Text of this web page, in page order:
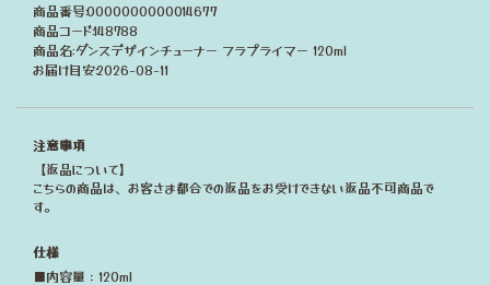
商品番号:0000000000014677
商品コード:148788
商品名:ダンスデザインチューナー フラプライマー 120ml
お届け目安:2026-08-11
注意事項
【返品について】
こちらの商品は、お客さま都合での返品をお受けできない返品不可商品で
す。
仕様
■内容量：120ml